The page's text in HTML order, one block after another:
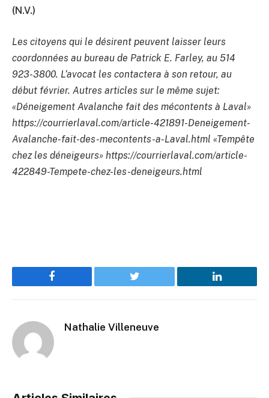
(N.V.)
Les citoyens qui le désirent peuvent laisser leurs
coordonnées au bureau de Patrick E. Farley, au 514
923-3800. L’avocat les contactera à son retour, au
début février. Autres articles sur le même sujet:
«Déneigement Avalanche fait des mécontents à Laval»
https://courrierlaval.com/article-421891-Deneigement-
Avalanche-fait-des-mecontents-a-Laval.html «Tempête
chez les déneigeurs» https://courrierlaval.com/article-
422849-Tempete-chez-les-deneigeurs.html
Facebook Twitter LinkedIn
Nathalie Villeneuve